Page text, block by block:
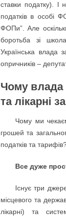
ставки податку). І
податків в особі
ФОПи”. Але
боротьба зі
Українська влада
опричників –
Чому влада
та лікарні
Чому ми
грошей та
податків та
Все дуже
Існує три
місцевого та
лікарні) та